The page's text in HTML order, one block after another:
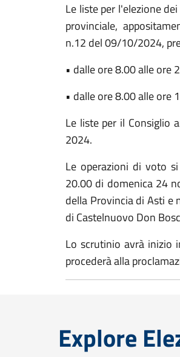
Le liste per l'elezione
provinciale,
n.12 del 09/10/2024,
• dalle ore 8.00 alle ore
• dalle ore 8.00 alle ore
Le liste per il Consiglio
2024.
Le operazioni di voto
20.00 di domenica 24
della Provincia di Asti e
di Castelnuovo Don
Lo scrutinio avrà inizio
procederà alla
Explore